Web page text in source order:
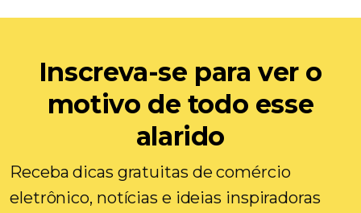
Inscreva-se para ver o
motivo de todo esse
alarido
Receba dicas gratuitas de comércio
eletrônico, notícias e ideias inspiradoras